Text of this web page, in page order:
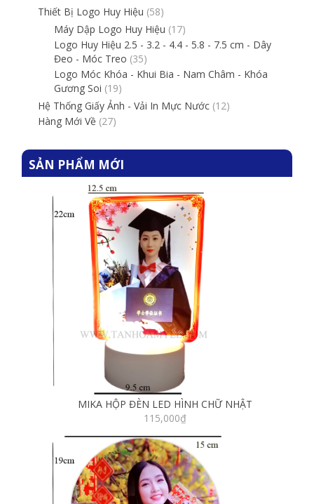
Thiết Bị Logo Huy Hiệu (58)
Máy Dập Logo Huy Hiệu (17)
Logo Huy Hiệu 2.5 - 3.2 - 4.4 - 5.8 - 7.5 cm - Dây
Đeo - Móc Treo (35)
Logo Móc Khóa - Khui Bia - Nam Châm - Khóa
Gương Soi (19)
Hệ Thống Giấy Ảnh - Vải In Mực Nước (12)
Hàng Mới Về (27)
SẢN PHẨM MỚI
MIKA HỘP ĐÈN LED HÌNH CHỮ NHẬT
115,000₫